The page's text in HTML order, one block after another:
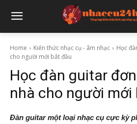
Home Kiến thức nhạc cụ - âm nhạc
Học
cho người mới bắt đầu
Học đàn guitar
nhà cho người mới
Đàn guitar một loại nhạc cụ cực kỳ